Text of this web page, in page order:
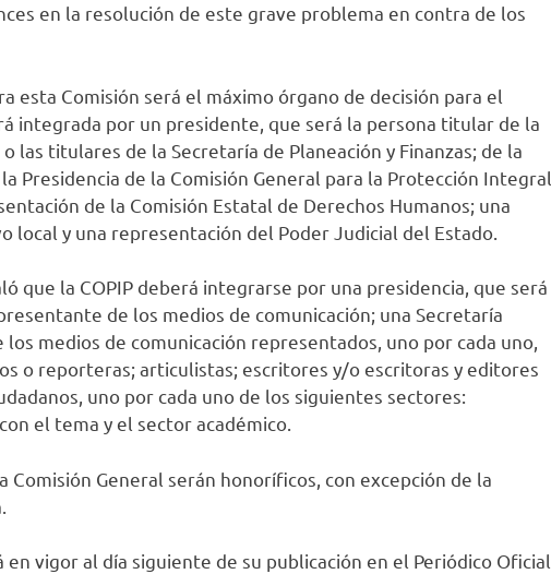
en la resolución de este grave problema en contra de los
esta Comisión será el máximo órgano de decisión para el
integrada por un presidente, que será la persona titular de la
las titulares de la Secretaría de Planeación y Finanzas; de la
Presidencia de la Comisión General para la Protección Integral
de la Comisión Estatal de Derechos Humanos; una
local y una representación del Poder Judicial del Estado.
que la COPIP deberá integrarse por una presidencia, que será
de los medios de comunicación; una Secretaría
medios de comunicación representados, uno por cada uno,
o reporteras; articulistas; escritores y/o escritoras y editores
uno por cada uno de los siguientes sectores:
el tema y el sector académico.
Comisión General serán honoríficos, con excepción de la
vigor al día siguiente de su publicación en el Periódico Oficial